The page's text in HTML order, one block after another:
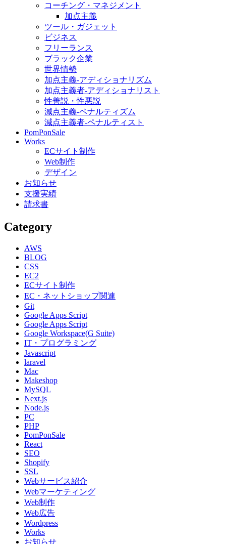
コーチング・マネジメント
加点主義
ツール・ガジェット
ビジネス
フリーランス
ブラック企業
世界情勢
加点主義-アディショナリズム
加点主義者-アディショナリスト
性善説・性悪説
減点主義-ペナルティズム
減点主義者-ペナルティスト
PomPonSale
Works
ECサイト制作
Web制作
デザイン
お知らせ
支援実績
請求書
Category
AWS
BLOG
CSS
EC2
ECサイト制作
EC・ネットショップ関連
Git
Google Apps Script
Google Apps Script
Google Workspace(G Suite)
IT・プログラミング
Javascript
laravel
Mac
Makeshop
MySQL
Next.js
Node.js
PC
PHP
PomPonSale
React
SEO
Shopify
SSL
Webサービス紹介
Webマーケティング
Web制作
Web広告
Wordpress
Works
お知らせ